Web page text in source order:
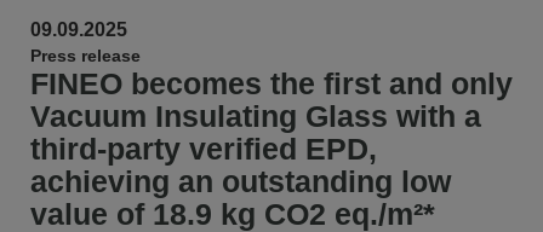
09.09.2025
Press release
FINEO becomes the first and only
Vacuum Insulating Glass with a
third-party verified EPD,
achieving an outstanding low
value of 18.9 kg CO2 eq./m²*